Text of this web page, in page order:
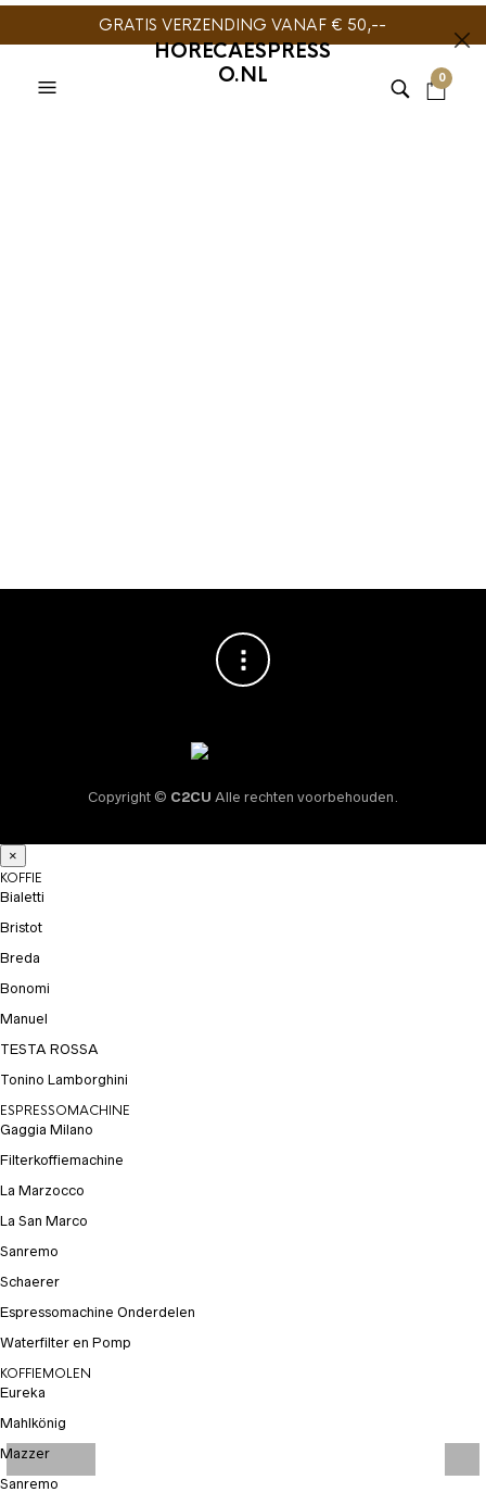
GRATIS VERZENDING VANAF € 50,--
HORECAESPRESS
O.NL
0
Copyright © C2CU Alle rechten voorbehouden.
×
KOFFIE
Bialetti
Bristot
Breda
Bonomi
Manuel
TESTA ROSSA
Tonino Lamborghini
ESPRESSOMACHINE
Gaggia Milano
Filterkoffiemachine
La Marzocco
La San Marco
Sanremo
Schaerer
Espressomachine Onderdelen
Waterfilter en Pomp
KOFFIEMOLEN
Eureka
Mahlkönig
Mazzer
Sanremo